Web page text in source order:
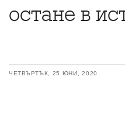
остане в
ЧЕТВЪРТЪК, 25 ЮНИ, 2020